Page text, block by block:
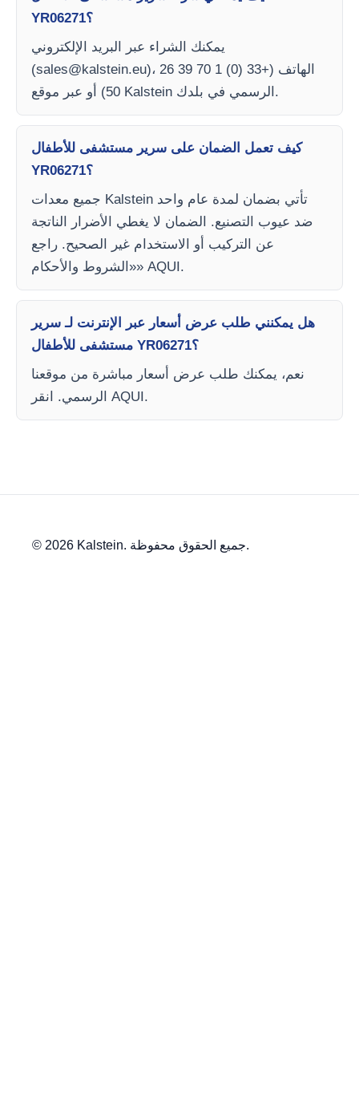
YR06271؟
يمكنك الشراء عبر البريد الإلكتروني
(sales@kalstein.eu)، الهاتف (+33 (0) 1 70 39 26
50) أو عبر موقع Kalstein الرسمي في بلدك.
كيف تعمل الضمان على سرير مستشفى للأطفال
YR06271؟
جميع معدات Kalstein تأتي بضمان لمدة عام واحد
ضد عيوب التصنيع. الضمان لا يغطي الأضرار الناتجة
عن التركيب أو الاستخدام غير الصحيح. راجع
«الشروط والأحكام» AQUI.
هل يمكنني طلب عرض أسعار عبر الإنترنت لـ سرير
مستشفى للأطفال YR06271؟
نعم، يمكنك طلب عرض أسعار مباشرة من موقعنا
الرسمي. انقر AQUI.
© 2026 Kalstein. جميع الحقوق محفوظة.